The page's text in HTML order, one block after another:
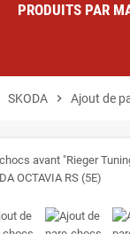
PRODUITS PAR
SKODA chevron_right Ajout de